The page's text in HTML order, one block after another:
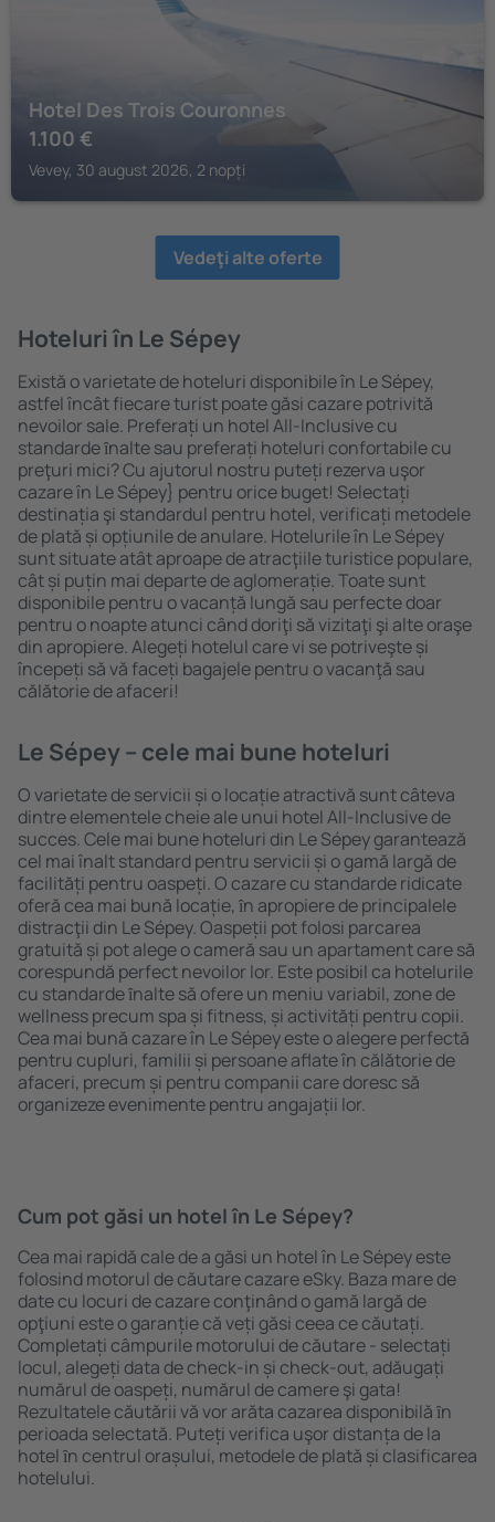
Hotel Des Trois Couronnes
1.100 €
Vevey, 30 august 2026, 2 nopți
Vedeţi alte oferte
Hoteluri în Le Sépey
Există o varietate de hoteluri disponibile în Le Sépey,
astfel încât fiecare turist poate găsi cazare potrivită
nevoilor sale. Preferați un hotel All-Inclusive cu
standarde ȋnalte sau preferați hoteluri confortabile cu
preţuri mici? Cu ajutorul nostru puteți rezerva uşor
cazare în Le Sépey} pentru orice buget! Selectați
destinația şi standardul pentru hotel, verificați metodele
de plată și opțiunile de anulare. Hotelurile în Le Sépey
sunt situate atât aproape de atracţiile turistice populare,
cât și puțin mai departe de aglomerație. Toate sunt
disponibile pentru o vacanță lungă sau perfecte doar
pentru o noapte atunci când doriţi să vizitaţi şi alte oraşe
din apropiere. Alegeți hotelul care vi se potriveşte și
începeți să vă faceți bagajele pentru o vacanţă sau
călătorie de afaceri!
Le Sépey – cele mai bune hoteluri
O varietate de servicii și o locație atractivă sunt câteva
dintre elementele cheie ale unui hotel All-Inclusive de
succes. Cele mai bune hoteluri din Le Sépey garantează
cel mai înalt standard pentru servicii și o gamă largă de
facilități pentru oaspeți. O cazare cu standarde ridicate
oferă cea mai bună locație, ȋn apropiere de principalele
distracţii din Le Sépey. Oaspeții pot folosi parcarea
gratuită și pot alege o cameră sau un apartament care să
corespundă perfect nevoilor lor. Este posibil ca hotelurile
cu standarde ȋnalte să ofere un meniu variabil, zone de
wellness precum spa și fitness, și activități pentru copii.
Cea mai bună cazare în Le Sépey este o alegere perfectă
pentru cupluri, familii și persoane aflate în călătorie de
afaceri, precum și pentru companii care doresc să
organizeze evenimente pentru angajații lor.
Cum pot găsi un hotel în Le Sépey?
Cea mai rapidă cale de a găsi un hotel în Le Sépey este
folosind motorul de căutare cazare eSky. Baza mare de
date cu locuri de cazare conţinând o gamă largă de
opţiuni este o garanție că veți găsi ceea ce căutați.
Completați câmpurile motorului de căutare - selectați
locul, alegeți data de check-in și check-out, adăugați
numărul de oaspeți, numărul de camere şi gata!
Rezultatele căutării vă vor arăta cazarea disponibilă ȋn
perioada selectată. Puteți verifica uşor distanța de la
hotel ȋn centrul orașului, metodele de plată și clasificarea
hotelului.